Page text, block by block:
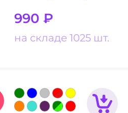
990 ₽
на складе 1025 шт.